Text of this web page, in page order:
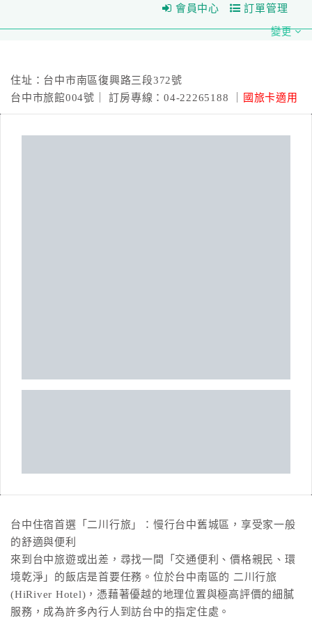
會員中心 訂單管理
變更
住址：台中市南區復興路三段372號
台中市旅館004號｜ 訂房專線：04-22265188 ｜
國旅卡適用
台中住宿首選「二川行旅」：慢行台中舊城區，享受家一般
的舒適與便利
來到台中旅遊或出差，尋找一間「交通便利、價格親民、環
境乾淨」的飯店是首要任務。位於台中南區的 二川行旅
(HiRiver Hotel)，憑藉著優越的地理位置與極高評價的細膩
服務，成為許多內行人到訪台中的指定住處。